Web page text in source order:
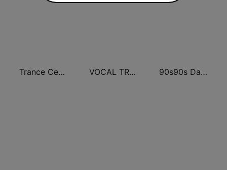
Trance Century Radio VOCAL TRANCE 90s90s Dance